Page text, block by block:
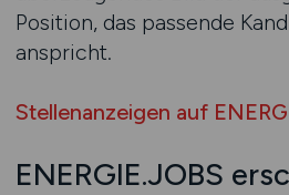
Position, das passende
anspricht.
Stellenanzeigen auf
ENERGIE.JOBS